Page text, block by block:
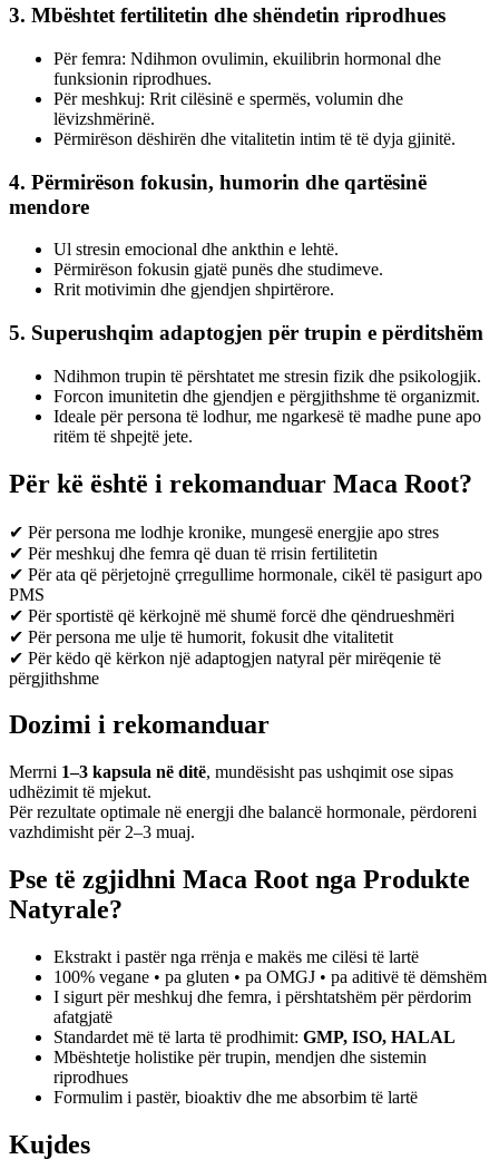
3. Mbështet fertilitetin dhe shëndetin riprodhues
Për femra: Ndihmon ovulimin, ekuilibrin hormonal dhe
funksionin riprodhues.
Për meshkuj: Rrit cilësinë e spermës, volumin dhe
lëvizshmërinë.
Përmirëson dëshirën dhe vitalitetin intim të të dyja gjinitë.
4. Përmirëson fokusin, humorin dhe qartësinë
mendore
Ul stresin emocional dhe ankthin e lehtë.
Përmirëson fokusin gjatë punës dhe studimeve.
Rrit motivimin dhe gjendjen shpirtërore.
5. Superushqim adaptogjen për trupin e përditshëm
Ndihmon trupin të përshtatet me stresin fizik dhe psikologjik.
Forcon imunitetin dhe gjendjen e përgjithshme të organizmit.
Ideale për persona të lodhur, me ngarkesë të madhe pune apo
ritëm të shpejtë jete.
Për kë është i rekomanduar Maca Root?
✔ Për persona me lodhje kronike, mungesë energjie apo stres
✔ Për meshkuj dhe femra që duan të rrisin fertilitetin
✔ Për ata që përjetojnë çrregullime hormonale, cikël të pasigurt apo
PMS
✔ Për sportistë që kërkojnë më shumë forcë dhe qëndrueshmëri
✔ Për persona me ulje të humorit, fokusit dhe vitalitetit
✔ Për këdo që kërkon një adaptogjen natyral për mirëqenie të
përgjithshme
Dozimi i rekomanduar
Merrni 1–3 kapsula në ditë, mundësisht pas ushqimit ose sipas
udhëzimit të mjekut.
Për rezultate optimale në energji dhe balancë hormonale, përdoreni
vazhdimisht për 2–3 muaj.
Pse të zgjidhni Maca Root nga Produkte
Natyrale?
Ekstrakt i pastër nga rrënja e makës me cilësi të lartë
100% vegane • pa gluten • pa OMGJ • pa aditivë të dëmshëm
I sigurt për meshkuj dhe femra, i përshtatshëm për përdorim
afatgjatë
Standardet më të larta të prodhimit: GMP, ISO, HALAL
Mbështetje holistike për trupin, mendjen dhe sistemin
riprodhues
Formulim i pastër, bioaktiv dhe me absorbim të lartë
Kujdes